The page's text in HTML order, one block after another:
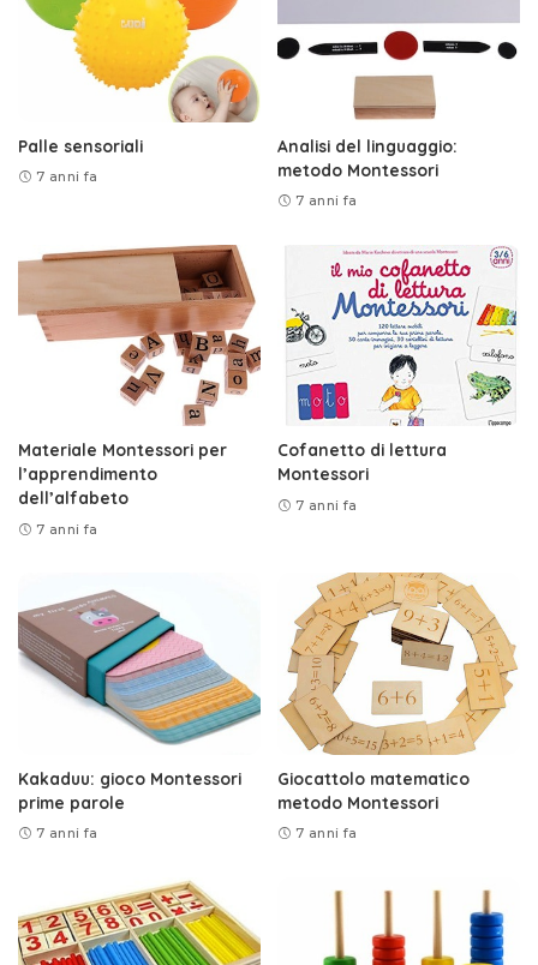
Palle sensoriali
7 anni fa
Analisi del linguaggio:
metodo Montessori
7 anni fa
Materiale Montessori per
l’apprendimento
dell’alfabeto
7 anni fa
Cofanetto di lettura
Montessori
7 anni fa
Kakaduu: gioco Montessori
prime parole
7 anni fa
Giocattolo matematico
metodo Montessori
7 anni fa